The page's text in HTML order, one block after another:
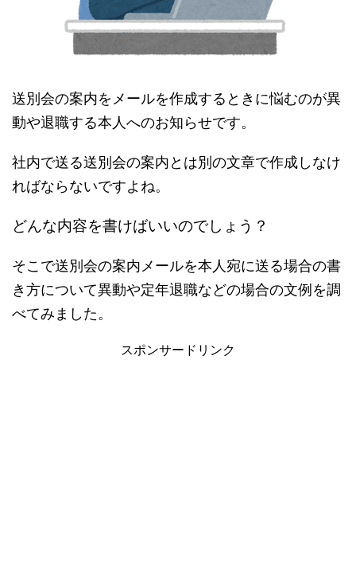
送別会の案内をメールを作成するときに悩むのが異
動や退職する本人へのお知らせです。
社内で送る送別会の案内とは別の文章で作成しなけ
ればならないですよね。
どんな内容を書けばいいのでしょう？
そこで送別会の案内メールを本人宛に送る場合の書
き方について異動や定年退職などの場合の文例を調
べてみました。
スポンサードリンク